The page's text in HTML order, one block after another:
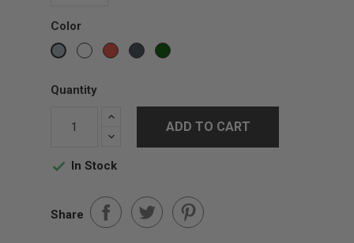
Color
Gris
WhiteRed BlackVert
Quantity
ADD TO CART
 In Stock
Share